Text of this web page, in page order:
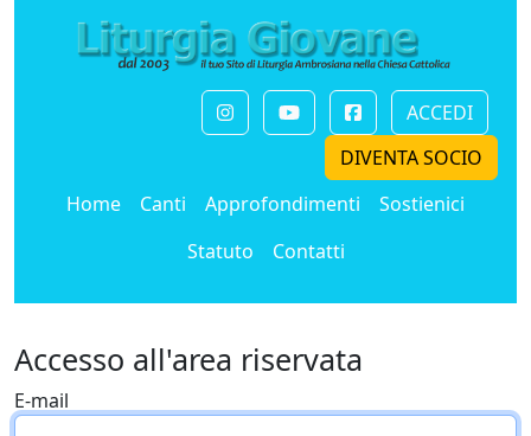
ACCEDI
DIVENTA SOCIO
Home
Canti Approfondimenti
Sostienici
Statuto
Contatti
Accesso all'area riservata
E-mail